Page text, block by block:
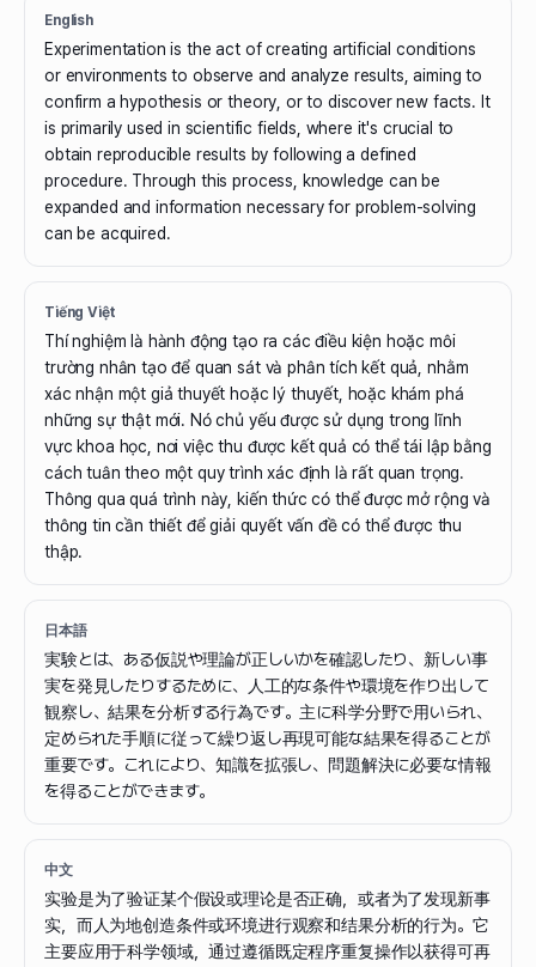
English
Experimentation is the act of creating artificial conditions
or environments to observe and analyze results, aiming to
confirm a hypothesis or theory, or to discover new facts. It
is primarily used in scientific fields, where it's crucial to
obtain reproducible results by following a defined
procedure. Through this process, knowledge can be
expanded and information necessary for problem-solving
can be acquired.
Tiếng Việt
Thí nghiệm là hành động tạo ra các điều kiện hoặc môi
trường nhân tạo để quan sát và phân tích kết quả, nhằm
xác nhận một giả thuyết hoặc lý thuyết, hoặc khám phá
những sự thật mới. Nó chủ yếu được sử dụng trong lĩnh
vực khoa học, nơi việc thu được kết quả có thể tái lập bằng
cách tuân theo một quy trình xác định là rất quan trọng.
Thông qua quá trình này, kiến thức có thể được mở rộng và
thông tin cần thiết để giải quyết vấn đề có thể được thu
thập.
日本語
実験とは、ある仮説や理論が正しいかを確認したり、新しい事
実を発見したりするために、人工的な条件や環境を作り出して
観察し、結果を分析する行為です。主に科学分野で用いられ、
定められた手順に従って繰り返し再現可能な結果を得ることが
重要です。これにより、知識を拡張し、問題解決に必要な情報
を得ることができます。
中文
实验是为了验证某个假设或理论是否正确，或者为了发现新事
实，而人为地创造条件或环境进行观察和结果分析的行为。它
主要应用于科学领域，通过遵循既定程序重复操作以获得可再